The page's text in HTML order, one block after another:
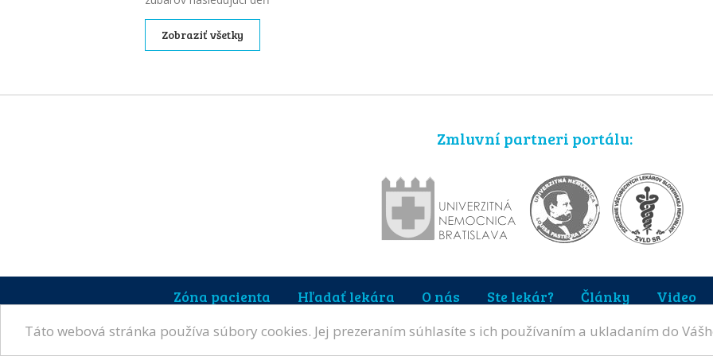
Táto webová stránka používa súbory cookies. Jej prezeraním súhlasíte s ich používaním a ukladaním do
Zobraziť všetky
Zmluvní partneri portálu:
Zóna pacienta Hľadať lekára O nás Ste lekár? Články Video
Médiá o nás
©2011-2026 Návštevalekára.sk, všetky práva vyhradené. Cookies